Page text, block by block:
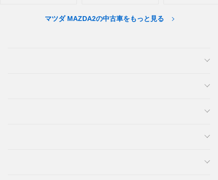
マツダ MAZDA2の中古車をもっと見る